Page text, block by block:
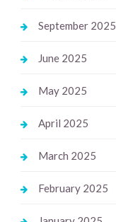
September 2025
June 2025
May 2025
April 2025
March 2025
February 2025